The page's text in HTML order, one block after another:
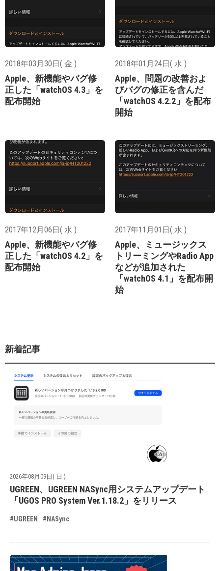
2018年03月30日( 金 )
Apple、新機能やバグ修
正した「watchOS 4.3」を
配布開始
2018年01月24日( 水 )
Apple、問題の改善およ
びバグの修正を含んだ
「watchOS 4.2.2」を配布
開始
2017年12月06日( 水 )
Apple、新機能やバグ修
正した「watchOS 4.2」を
配布開始
2017年11月01日( 水 )
Apple、ミュージックス
トリーミングやRadio App
などが追加された
「watchOS 4.1」を配布開
始
新着記事
2026年08月09日( 日 )
UGREEN、UGREEN NASync用システムアップデート
「UGOS PRO System Ver.1.18.2」をリリース
#UGREEN #NASync